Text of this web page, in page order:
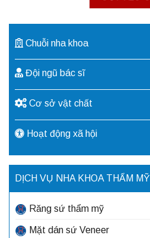
Chuỗi nha khoa
Đội ngũ bác sĩ
Cơ sở vật chất
Hoạt động xã hội
DỊCH VỤ NHA KHOA THẨM MỸ
Răng sứ thẩm mỹ
Mặt dán sứ Veneer